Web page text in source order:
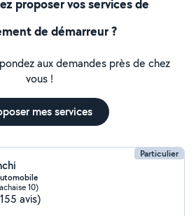
proposer vos services de
de démarreur ?
aux demandes près de chez
vous !
mes services
Particulier
10)
avis)